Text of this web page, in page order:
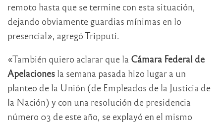
remoto hasta que se termine con esta situación,
dejando obviamente guardias mínimas en lo
presencial», agregó Tripputi.
«También quiero aclarar que la Cámara Federal de
Apelaciones la semana pasada hizo lugar a un
planteo de la Unión (de Empleados de la Justicia de
la Nación) y con una resolución de presidencia
número 03 de este año, se explayó en el mismo